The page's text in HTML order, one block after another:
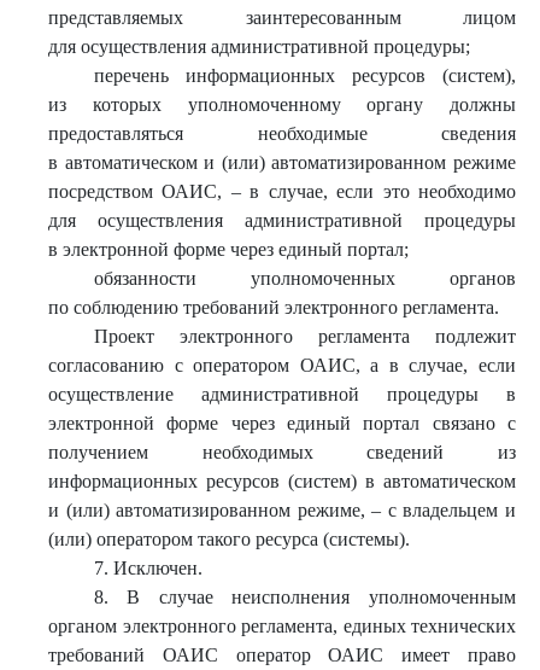
представляемых заинтересованным лицом
для осуществления административной процедуры;
перечень информационных ресурсов (систем),
из которых уполномоченному органу должны
предоставляться необходимые сведения
в автоматическом и (или) автоматизированном режиме
посредством ОАИС, – в случае, если это необходимо
для осуществления административной процедуры
в электронной форме через единый портал;
обязанности уполномоченных органов
по соблюдению требований электронного регламента.
Проект электронного регламента подлежит
согласованию с оператором ОАИС, а в случае, если
осуществление административной процедуры в
электронной форме через единый портал связано с
получением необходимых сведений из
информационных ресурсов (систем) в автоматическом
и (или) автоматизированном режиме, – с владельцем и
(или) оператором такого ресурса (системы).
7. Исключен.
8. В случае неисполнения уполномоченным
органом электронного регламента, единых технических
требований ОАИС оператор ОАИС имеет право